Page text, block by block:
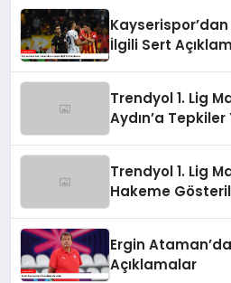
İlgili Sert
Trendyol 1. Lig
Aydın’a
Trendyol 1. Lig
Hakeme
Ergin
Açıklamalar